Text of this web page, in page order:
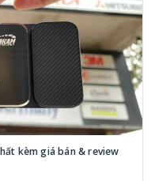
kèm giá bán & review